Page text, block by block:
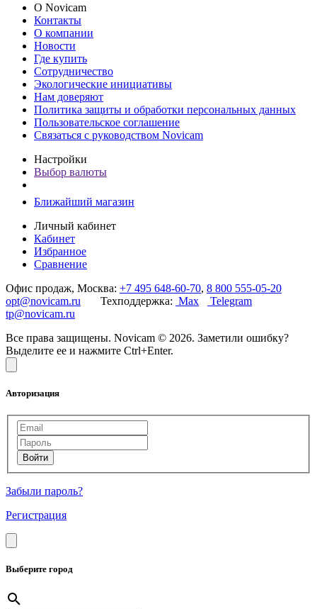
О Novicam
Контакты
О компании
Новости
Где купить
Сотрудничество
Экологические инициативы
Нам доверяют
Политика защиты и обработки персональных данных
Пользовательское соглашение
Связаться с руководством Novicam
Настройки
Выбор валюты
Ближайший магазин
Личный кабинет
Кабинет
Избранное
Сравнение
Офис продаж, Москва: +7 495 648-60-70, 8 800 555-05-20
opt@novicam.ru Техподдержка: Max
Telegram
tp@novicam.ru
Все права защищены. Novicam © 2026. Заметили ошибку?
Выделите ее и нажмите Ctrl+Enter.
Авторизация
Забыли пароль?
Регистрация
Выберите город